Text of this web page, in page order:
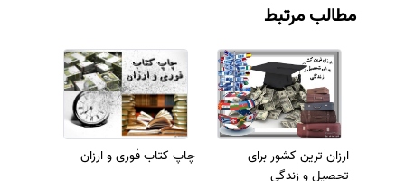
مطالب مرتبط
ارزان ترین کشور برای
تحصیل و زندگی
چاپ کتاب فوری و ارزان